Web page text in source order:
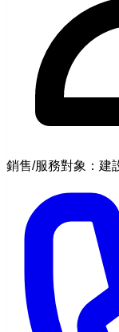
銷售/服務對象：建